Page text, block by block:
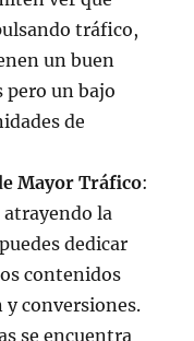
tráfico,
un buen
pero un bajo
de
Mayor Tráfico:
atrayendo la
dedicar
contenidos
y conversiones.
se encuentra